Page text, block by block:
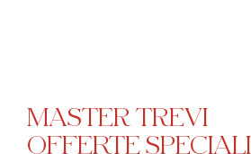
MASTER TREVI
OFFERTE SPECIALI